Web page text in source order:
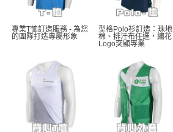
專業T恤訂造服務 - 為您
的團隊打造專屬形象
型格Polo衫訂造：珠地
棉、排汗布任選，繡花
Logo突顯專業